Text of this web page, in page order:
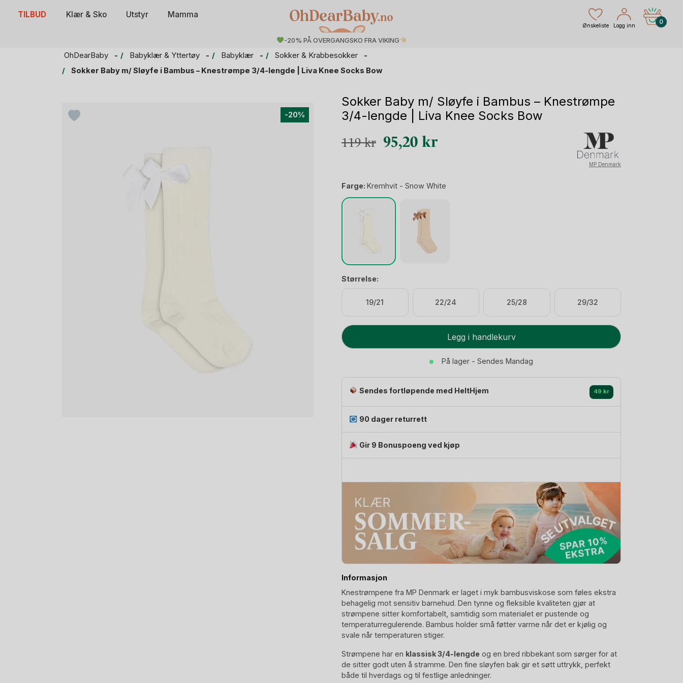
TILBUD Klær & Sko Utstyr Mamma
Ønskeliste Logg inn
0
-20% PÅ OVERGANGSKO FRA VIKING
OhDearBaby Babyklær & Yttertøy Babyklær
Sokker & Krabbesokker
Sokker Baby m/ Sløyfe i Bambus – Knestrømpe 3/4-lengde | Liva Knee Socks Bow
-20%
Sokker Baby m/ Sløyfe i Bambus – Knestrømpe
3/4-lengde | Liva Knee Socks Bow
119kr Opprinnelig
119 kr.
95,20krNåværende
95,20 kr.
MP Denmark
Farge: Kremhvit - Snow White
Størrelse:
19/21 22/24 25/28 29/32
Sokker
Baby
i
Bambus
-
Knestrømpe
lengde
Bow
antall
Legg i handlekurv
På lager - Sendes Mandag
Sendes fortløpende med HeltHjem 49 kr
90 dager returrett
Gir 9 Bonuspoeng ved kjøp
Informasjon
Knestrømpene fra MP Denmark er laget i myk bambusviskose som føles ekstra
behagelig mot sensitiv barnehud. Den tynne og fleksible kvaliteten gjør at
strømpene sitter komfortabelt, samtidig som materialet er pustende og
temperaturregulerende. Bambus holder små føtter varme når det er kjølig og
svale når temperaturen stiger.
Strømpene har en klassisk 3/4-lengde og en bred ribbekant som sørger for at
de sitter godt uten å stramme. Den fine sløyfen bak gir et søtt uttrykk, perfekt
både til hverdags og til festlige anledninger.